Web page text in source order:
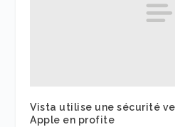
Vista utilise une sécurité
Apple en profite